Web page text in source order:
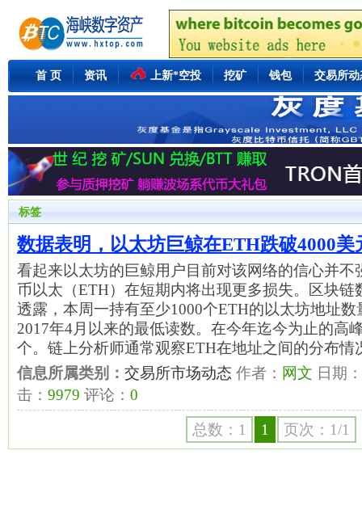
首 页 资讯 上新*空投 挖矿 钱包 交易所动
标签
数据表明，以太坊巨鲸在ETH跌破4000美
看起来以太坊的巨鲸用户目前对该网络的信心并不
币以太（ETH）在短期内将出现更多损失。区块链
透露，本周一持有至少1000个ETH的以太坊地址数
2017年4月以来的最低读数。在今年迄今为止的高
个。链上分析师通常观察ETH在地址之间的分布
信息所属类别： 交易所市场动态 作者： 网文 日期：
击： 9979 评论： 0
总数：1 1 页次：1/1